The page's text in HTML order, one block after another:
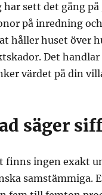
har sett det gång
på inredning
håller huset över
Det
värdet på din
säger
finns ingen exakt
samstämmiga.